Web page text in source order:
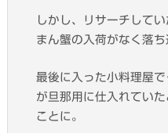
しかし、リサーチして
まん蟹の入荷がなく落ち
最後に入った小料理屋
が旦那用に仕入れてい
ことに。